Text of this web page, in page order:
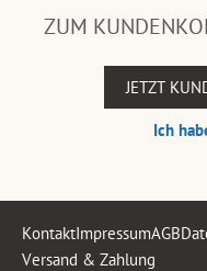
ZUM
JETZT
Ich
KontaktImpressumAGB
Versand & Zahlung